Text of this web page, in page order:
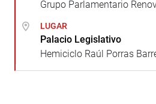
Grupo Parlamentario
LUGAR
Palacio Legislativo
Hemiciclo Raúl Porras